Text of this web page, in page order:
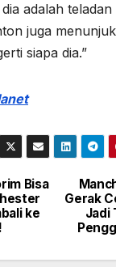
adalah teladan
juga
siapa dia.”
Gerak
Jadi
Bisa
ke